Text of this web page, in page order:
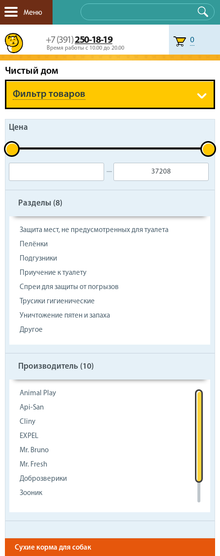
Меню
+7 (391)250-18-19
Время работы с 10.00 до 20.00
0
Чистый дом
Фильтр товаров
Цена
Разделы (8)
Защита мест, не предусмотренных для туалета
Пелёнки
Подгузники
Приучение к туалету
Спреи для защиты от погрызов
Трусики гигиенические
Уничтожение пятен и запаха
Другое
Производитель (10)
Animal Play
Api-San
Cliny
EXPEL
Mr. Bruno
Mr. Fresh
Доброзверики
Зооник
Мистер Напкин
Сухие корма для собак